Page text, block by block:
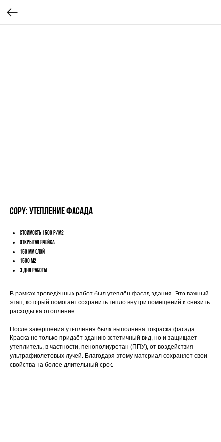
Copy: Утепление фасада
Стоимость 1500 р/м2
Открытая ячейка
150 мм слой
1500 м2
3 дня работы
В рамках проведённых работ был утеплён фасад здания. Это важный
этап, который помогает сохранить тепло внутри помещений и снизить
расходы на отопление.
После завершения утепления была выполнена покраска фасада.
Краска не только придаёт зданию эстетичный вид, но и защищает
утеплитель, в частности, пенополиуретан (ППУ), от воздействия
ультрафиолетовых лучей. Благодаря этому материал сохраняет свои
свойства на более длительный срок.